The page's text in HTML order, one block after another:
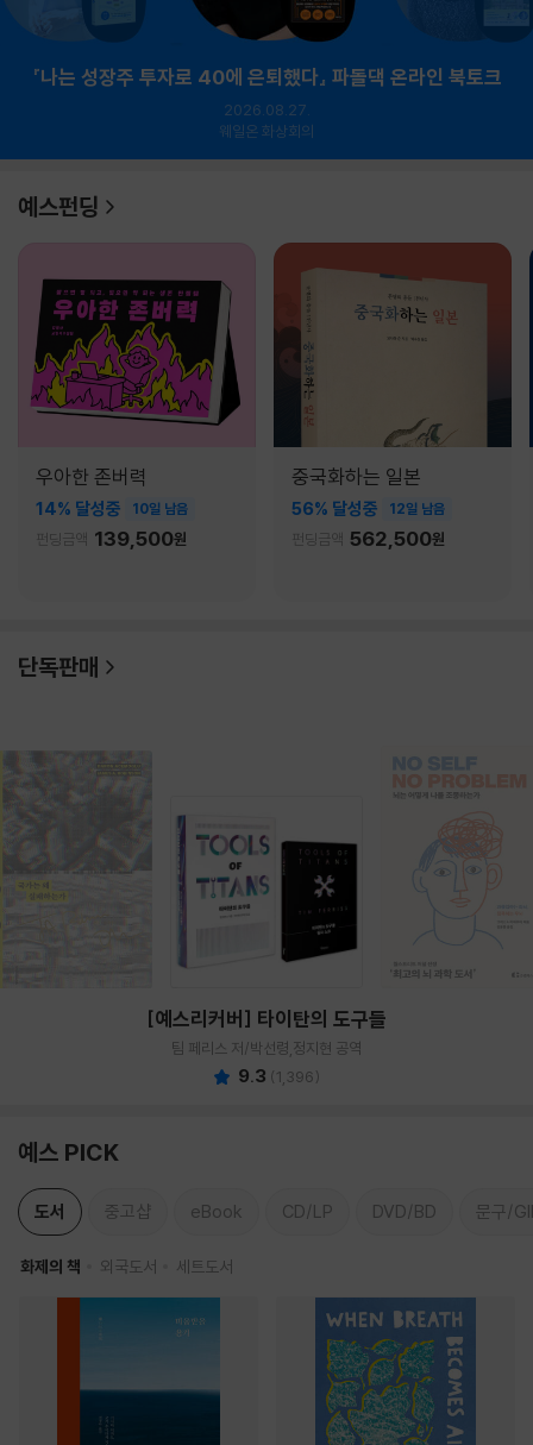
『나는 성장주 투자로 40에 은퇴했다』 파돌댁 온라인 북토크
2026.08.27.
웨일온 화상회의
예스펀딩
우아한 존버력
14% 달성중 10일 남음
펀딩금액 139,500원
중국화하는 일본
56% 달성중 12일 남음
펀딩금액 562,500원
단독판매
[예스리커버] 타이탄의 도구들
팀 페리스 저/박선령,정지현 공역
9.3 (1,396)
예스 PICK
도서 중고샵 eBook CD/LP DVD/BD 문구/
화제의 책 외국도서 세트도서